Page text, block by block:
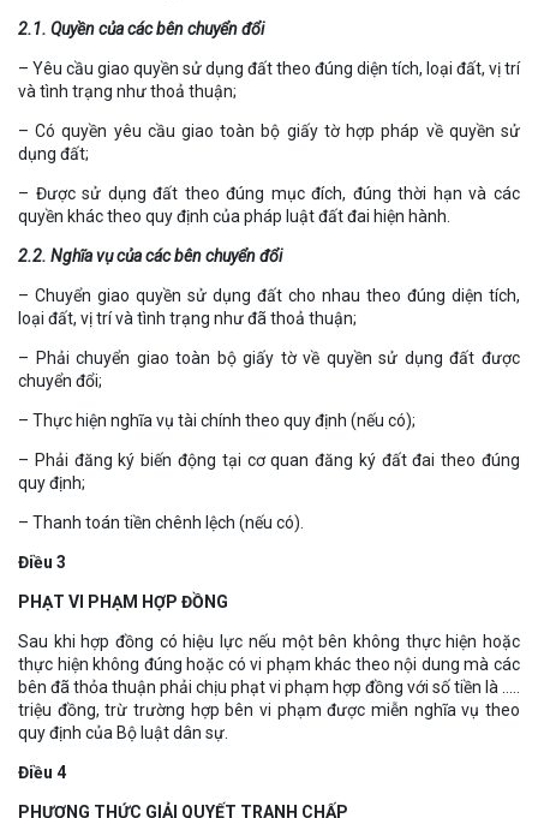
2.1. Quyền của các bên chuyển đổi
– Yêu cầu giao quyền sử dụng đất theo đúng diện tích, loại đất, vị trí
và tình trạng như thoả thuận;
– Có quyền yêu cầu giao toàn bộ giấy tờ hợp pháp về quyền sử
dụng đất;
– Được sử dụng đất theo đúng mục đích, đúng thời hạn và các
quyền khác theo quy định của pháp luật đất đai hiện hành.
2.2. Nghĩa vụ của các bên chuyển đổi
– Chuyển giao quyền sử dụng đất cho nhau theo đúng diện tích,
loại đất, vị trí và tình trạng như đã thoả thuận;
– Phải chuyển giao toàn bộ giấy tờ về quyền sử dụng đất được
chuyển đổi;
– Thực hiện nghĩa vụ tài chính theo quy định (nếu có);
– Phải đăng ký biến động tại cơ quan đăng ký đất đai theo đúng
quy định;
– Thanh toán tiền chênh lệch (nếu có).
Điều 3
PHẠT VI PHẠM HỢP ĐỒNG
Sau khi hợp đồng có hiệu lực nếu một bên không thực hiện hoặc
thực hiện không đúng hoặc có vi phạm khác theo nội dung mà các
bên đã thỏa thuận phải chịu phạt vi phạm hợp đồng với số tiền là …..
triệu đồng, trừ trường hợp bên vi phạm được miễn nghĩa vụ theo
quy định của Bộ luật dân sự.
Điều 4
PHƯƠNG THỨC GIẢI QUYẾT TRANH CHẤP